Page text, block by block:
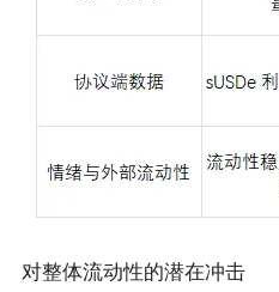
对整体流动性的潜在冲击